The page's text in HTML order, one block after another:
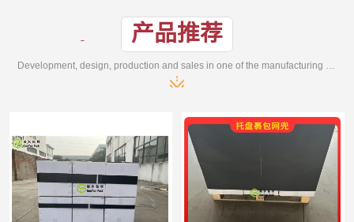
产品推荐
Development, design, production and sales in one of the manufacturing enterprises